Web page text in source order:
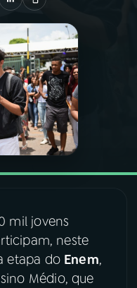
mil jovens
neste
etapa do Enem,
Médio, que